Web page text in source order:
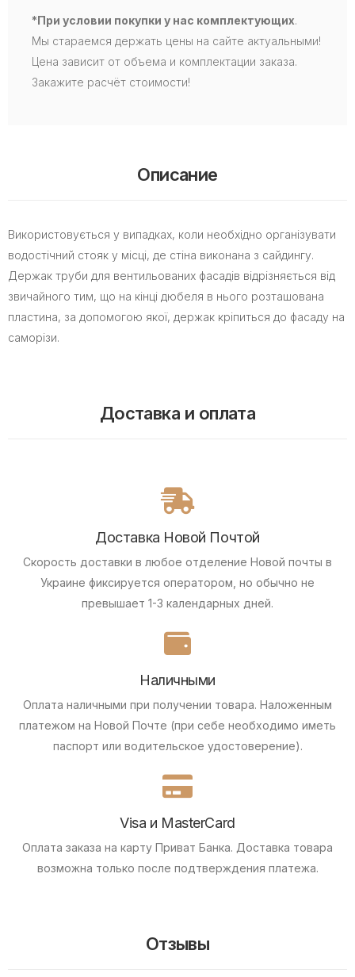
*При условии покупки у нас комплектующих.
Мы стараемся держать цены на сайте актуальными!
Цена зависит от объема и комплектации заказа.
Закажите расчёт стоимости!
Описание
Використовується у випадках, коли необхідно організувати
водостічний стояк у місці, де стіна виконана з сайдингу.
Держак труби для вентильованих фасадів відрізняється від
звичайного тим, що на кінці дюбеля в нього розташована
пластина, за допомогою якої, держак кріпиться до фасаду на
саморізи.
Доставка и оплата
Доставка Новой Почтой
Скорость доставки в любое отделение Новой почты в
Украине фиксируется оператором, но обычно не
превышает 1-3 календарных дней.
Наличными
Оплата наличными при получении товара. Наложенным
платежом на Новой Почте (при себе необходимо иметь
паспорт или водительское удостоверение).
Visa и MasterCard
Оплата заказа на карту Приват Банка. Доставка товара
возможна только после подтверждения платежа.
Отзывы